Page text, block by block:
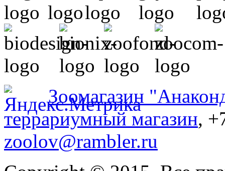
Зоомагазин
террариумный магазин,
zoolov@rambler.ru